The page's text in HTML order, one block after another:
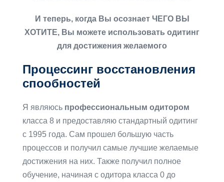
И теперь, когда Вы осознает ЧЕГО ВЫ
ХОТИТЕ, Вы можете использовать одитинг
для достижения желаемого
Процессинг восстановления
спообностей
Я являюсь профессиональным одитором
класса 8 и предоставляю стандартный одитинг
с 1995 года. Сам прошел большую часть
процессов и получил самые лучшие желаемые
достижения на них. Также получил полное
обучение, начиная с одитора класса 0 до